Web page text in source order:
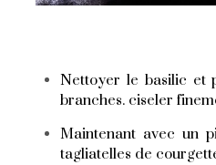
Nettoyer le basilic et
branches. ciseler
Maintenant avec un
tagliatelles de